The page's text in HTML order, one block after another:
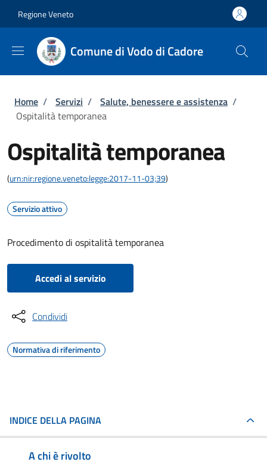
Regione Veneto
Comune di Vodo di Cadore
Briciole di pane
Home / Servizi / Salute, benessere e assistenza /
Ospitalità temporanea
Ospitalità temporanea
(urn:nir:regione.veneto:legge:2017-11-03;39)
Servizio attivo
Procedimento di ospitalità temporanea
Accedi al servizio
Condividi
Normativa di riferimento
INDICE DELLA PAGINA
A chi è rivolto